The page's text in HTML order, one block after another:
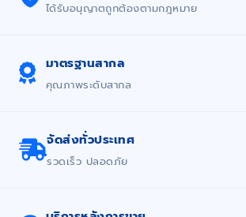
ได้รับอนุญาตถูกต้องตามกฎหมาย
มาตรฐานสากล
คุณภาพระดับสากล
จัดส่งทั่วประเทศ
รวดเร็ว ปลอดภัย